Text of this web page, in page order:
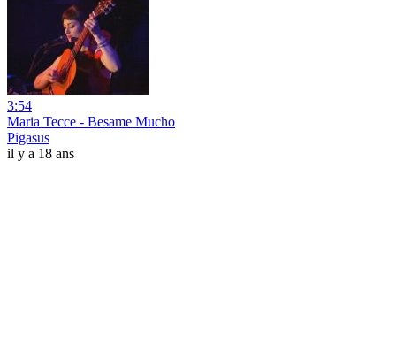
3:54
Maria Tecce - Besame Mucho
Pigasus
il y a 18 ans